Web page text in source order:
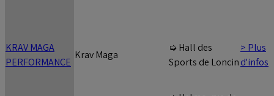
KRAV MAGA
PERFORMANCE
Krav Maga
➭ Hall des
Sports de Loncin
> Plus
d'infos